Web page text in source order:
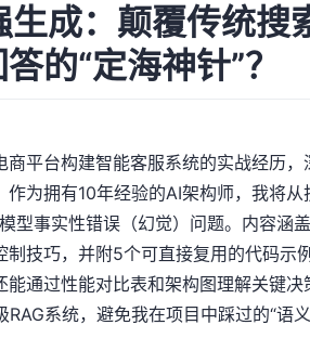
生成：颠覆传统搜
的“定海神针”？
平台构建智能客服系统的实战经历
为拥有10年经验的AI架构师，我将
型事实性错误（幻觉）问题。内容涵
制技巧，并附5个可直接复用的代码示
能通过性能对比表和架构图理解关键
系统，避免我在项目中踩过的“语义